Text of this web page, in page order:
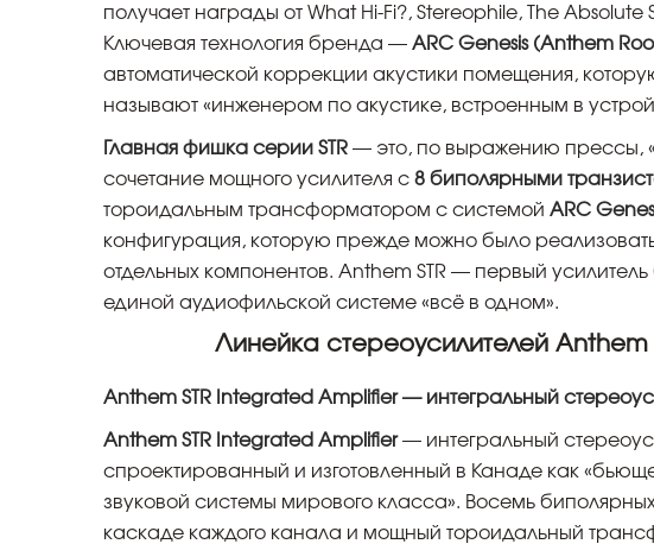
получает награды от What Hi-Fi?, Stereophile, The
Ключевая технология бренда — ARC Genesis (Anthem
автоматической коррекции акустики помещения,
называют «инженером по акустике, встроенным в
Главная фишка серии STR — это, по выражению прессы, «
сочетание мощного усилителя с 8 биполярными
тороидальным трансформатором с системой ARC
конфигурация, которую прежде можно было
отдельных компонентов. Anthem STR — первый
единой аудиофильской системе «всё в одном».
Линейка стереоусилителей
Anthem STR Integrated Amplifier — интегральный
Anthem STR Integrated Amplifier— интегральный
спроектированный и изготовленный в Канаде как
звуковой системы мирового класса». Восемь
каскаде каждого канала и мощный тороидальный